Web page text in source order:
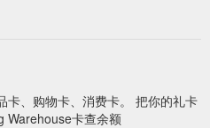
卡、购物卡、消费卡。 把你的礼卡
Warehouse卡查余额